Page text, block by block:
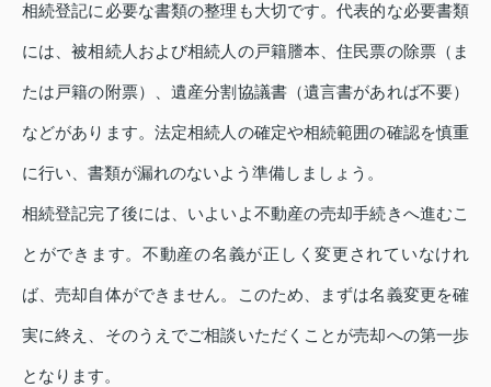
相続登記に必要な書類の整理も大切です。代表的な必要書類
には、被相続人および相続人の戸籍謄本、住民票の除票（ま
たは戸籍の附票）、遺産分割協議書（遺言書があれば不要）
などがあります。法定相続人の確定や相続範囲の確認を慎重
に行い、書類が漏れのないよう準備しましょう。
相続登記完了後には、いよいよ不動産の売却手続きへ進むこ
とができます。不動産の名義が正しく変更されていなけれ
ば、売却自体ができません。このため、まずは名義変更を確
実に終え、そのうえでご相談いただくことが売却への第一歩
となります。